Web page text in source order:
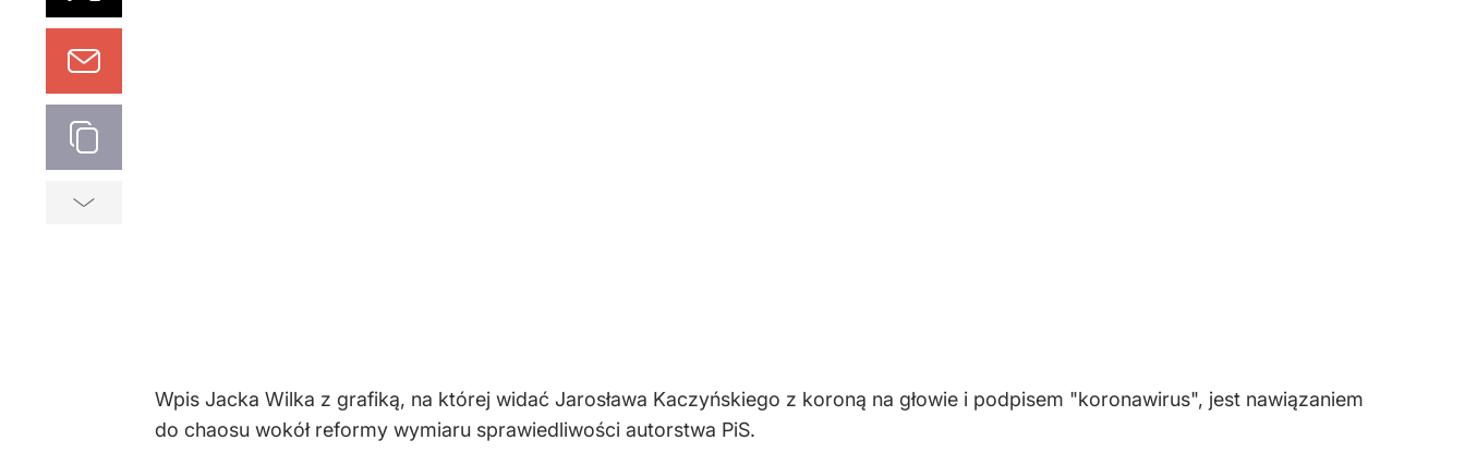
Wpis Jacka Wilka z grafiką, na której widać Jarosława Kaczyńskiego z koroną na głowie i podpisem "koronawirus", jest nawiązaniem
do chaosu wokół reformy wymiaru sprawiedliwości autorstwa PiS.